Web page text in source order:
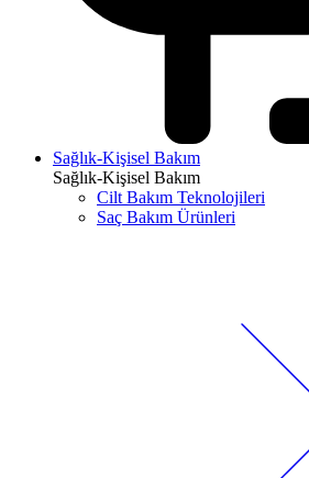
Sağlık-Kişisel Bakım
Sağlık-Kişisel Bakım
Cilt Bakım Teknolojileri
Saç Bakım Ürünleri